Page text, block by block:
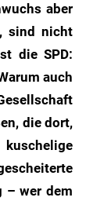
aber
sind nicht
die SPD:
auch
die dort,
– wer dem